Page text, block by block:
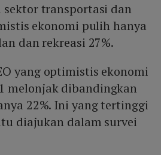
sektor transportasi dan
ekonomi pulih hanya
dan rekreasi 27%.
yang optimistis ekonomi
melonjak dibandingkan
22%. Ini yang tertinggi
diajukan dalam survei